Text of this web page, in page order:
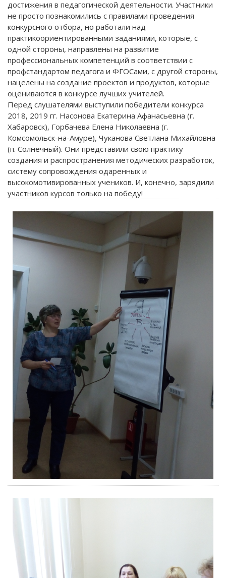
достижения в педагогической деятельности. Участники
не просто познакомились с правилами проведения
конкурсного отбора, но работали над
практикоориентированными заданиями, которые, с
одной стороны, направлены на развитие
профессиональных компетенций в соответствии с
профстандартом педагога и ФГОСами, с другой стороны,
нацелены на создание проектов и продуктов, которые
оцениваются в конкурсе лучших учителей.
Перед слушателями выступили победители конкурса
2018, 2019 гг. Насонова Екатерина Афанасьевна (г.
Хабаровск), Горбачева Елена Николаевна (г.
Комсомольск-на-Амуре), Чуканова Светлана Михайловна
(п. Солнечный). Они представили свою практику
создания и распространения методических разработок,
систему сопровождения одаренных и
высокомотивированных учеников. И, конечно, зарядили
участников курсов только на победу!